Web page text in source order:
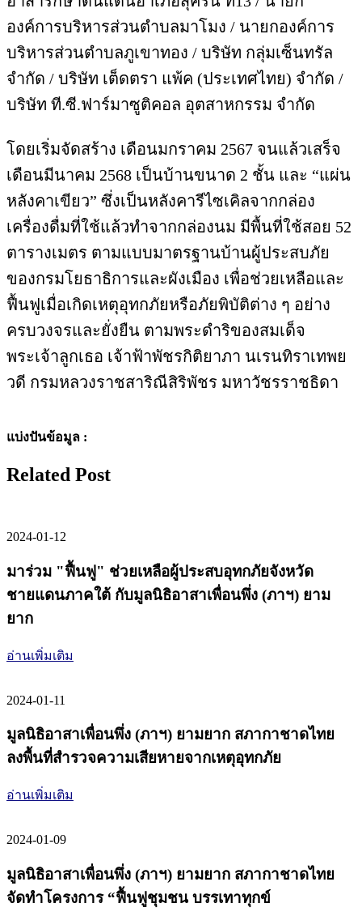
องค์การบริหารส่วนตำบลมาโมง / นายกองค์การ
บริหารส่วนตำบลภูเขาทอง / บริษัท กลุ่มเซ็นทรัล
จำกัด / บริษัท เต็ดตรา แพ้ค (ประเทศไทย) จำกัด /
บริษัท ที.ซี.ฟาร์มาซูติคอล อุตสาหกรรม จำกัด
โดยเริ่มจัดสร้าง เดือนมกราคม 2567 จนแล้วเสร็จ
เดือนมีนาคม 2568 เป็นบ้านขนาด 2 ชั้น และ “แผ่น
หลังคาเขียว” ซึ่งเป็นหลังคารีไซเคิลจากกล่อง
เครื่องดื่มที่ใช้แล้วทำจากกล่องนม มีพื้นที่ใช้สอย 52
ตารางเมตร ตามแบบมาตรฐานบ้านผู้ประสบภัย
ของกรมโยธาธิการและผังเมือง เพื่อช่วยเหลือและ
ฟื้นฟูเมื่อเกิดเหตุอุทกภัยหรือภัยพิบัติต่าง ๆ อย่าง
ครบวงจรและยั่งยืน ตามพระดำริของสมเด็จ
พระเจ้าลูกเธอ เจ้าฟ้าพัชรกิติยาภา นเรนทิราเทพย
วดี กรมหลวงราชสาริณีสิริพัชร มหาวัชรราชธิดา
แบ่งปันข้อมูล :
Related Post
2024-01-12
มาร่วม "ฟื้นฟู" ช่วยเหลือผู้ประสบอุทกภัยจังหวัด
ชายแดนภาคใต้ กับมูลนิธิอาสาเพื่อนพึ่ง (ภาฯ) ยาม
ยาก
อ่านเพิ่มเติม
2024-01-11
มูลนิธิอาสาเพื่อนพึ่ง (ภาฯ) ยามยาก สภากาชาดไทย
ลงพื้นที่สำรวจความเสียหายจากเหตุอุทกภัย
อ่านเพิ่มเติม
2024-01-09
มูลนิธิอาสาเพื่อนพึ่ง (ภาฯ) ยามยาก สภากาชาดไทย
จัดทำโครงการ “ฟื้นฟูชุมชน บรรเทาทุกข์